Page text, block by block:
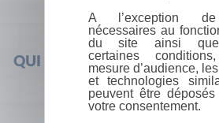
QUI SOMMES-NOUS ?
A l’exception
nécessaires au
du site ainsi
certaines
mesure d’audience,
et technologies
peuvent être déposés
votre consentement.